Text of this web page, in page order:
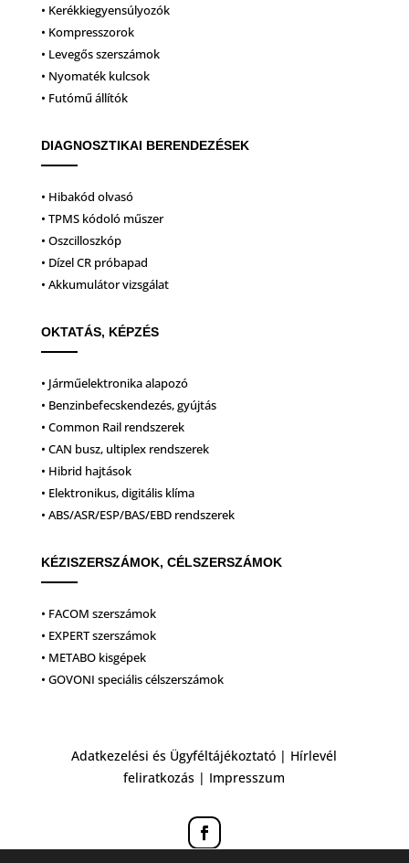
• Kerékkiegyensúlyozók
• Kompresszorok
• Levegős szerszámok
• Nyomaték kulcsok
• Futómű állítók
DIAGNOSZTIKAI BERENDEZÉSEK
• Hibakód olvasó
• TPMS kódoló műszer
• Oszcilloszkóp
• Dízel CR próbapad
• Akkumulátor vizsgálat
OKTATÁS, KÉPZÉS
• Járműelektronika alapozó
• Benzinbefecskendezés, gyújtás
• Common Rail rendszerek
• CAN busz, ultiplex rendszerek
• Hibrid hajtások
• Elektronikus, digitális klíma
• ABS/ASR/ESP/BAS/EBD rendszerek
KÉZISZERSZÁMOK, CÉLSZERSZÁMOK
• FACOM szerszámok
• EXPERT szerszámok
• METABO kisgépek
• GOVONI speciális célszerszámok
Adatkezelési és Ügyféltájékoztató | Hírlevél
feliratkozás | Impresszum